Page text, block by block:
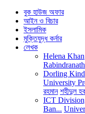
বুক হাউজ অফার
আইন ও বিচার
ইসলামিক
মুক্তিযুদ্ধ কর্নার
লেখক
Helena Khan
Dorling
University
রহমান শহীদুল
ICT
Ban...